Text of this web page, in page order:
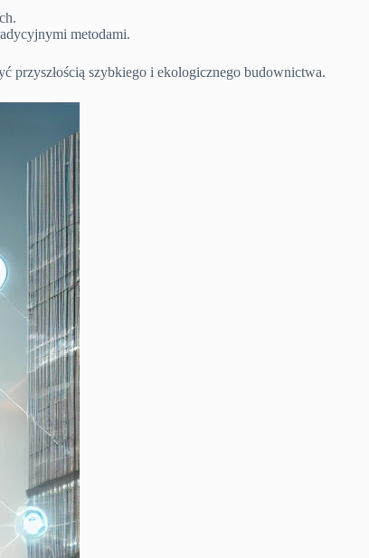
metodami.
przyszłością szybkiego i ekologicznego budownictwa.